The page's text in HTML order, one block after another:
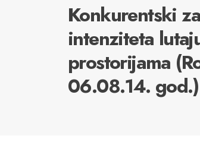
Konkurentski
intenziteta
prostorijama
06.08.14. god.)